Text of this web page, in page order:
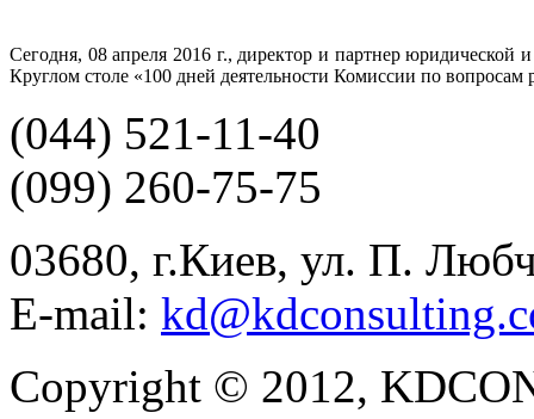
Сегодня, 08 апреля 2016 г., директор и партнер
Круглом столе «100 дней деятельности Комиссии по вопросам
(044) 521-11-40
(099) 260-75-75
03680, г.Киев, ул. П.
E-mail:
Copyright © 2012,